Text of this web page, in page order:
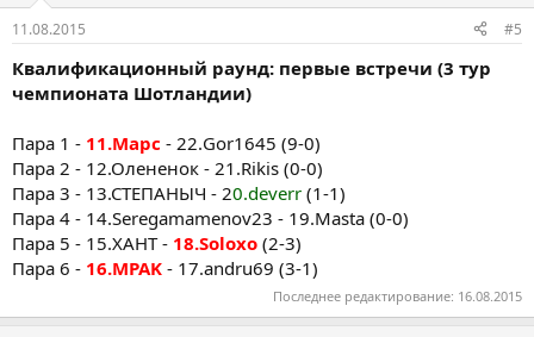
11.08.2015 #5
Квалификационный раунд: первые встречи (3 тур
чемпионата Шотландии)
Пара 1 - 11.Марс - 22.Gor1645 (9-0)
Пара 2 - 12.Олененок - 21.Rikis (0-0)
Пара 3 - 13.СТЕПАНЫЧ - 20.deverr (1-1)
Пара 4 - 14.Seregamamenov23 - 19.Masta (0-0)
Пара 5 - 15.ХАНТ - 18.Soloxo (2-3)
Пара 6 - 16.MPAK - 17.andru69 (3-1)
Последнее редактирование: 16.08.2015